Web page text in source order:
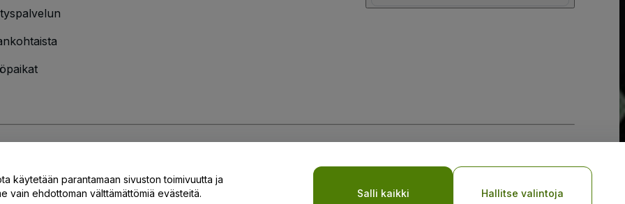
käytetään parantamaan sivuston toimivuutta ja
vain ehdottoman välttämättömiä evästeitä.
Salli kaikki Hallitse valintoja